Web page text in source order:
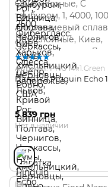
Артикул: PNG 141.1.Green
Палатка Pinguin Echo 1
5 839 грн
Нет в наличии